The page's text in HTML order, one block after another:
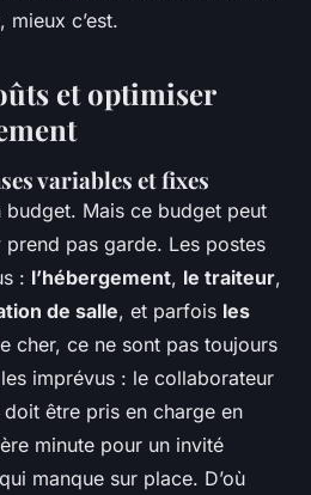
mieux c’est.
et optimiser
variables et fixes
budget. Mais ce budget peut
prend pas garde. Les postes
: l’hébergement, le traiteur,
de salle, et parfois les
cher, ce ne sont pas toujours
imprévus : le collaborateur
être pris en charge en
minute pour un invité
manque sur place. D’où